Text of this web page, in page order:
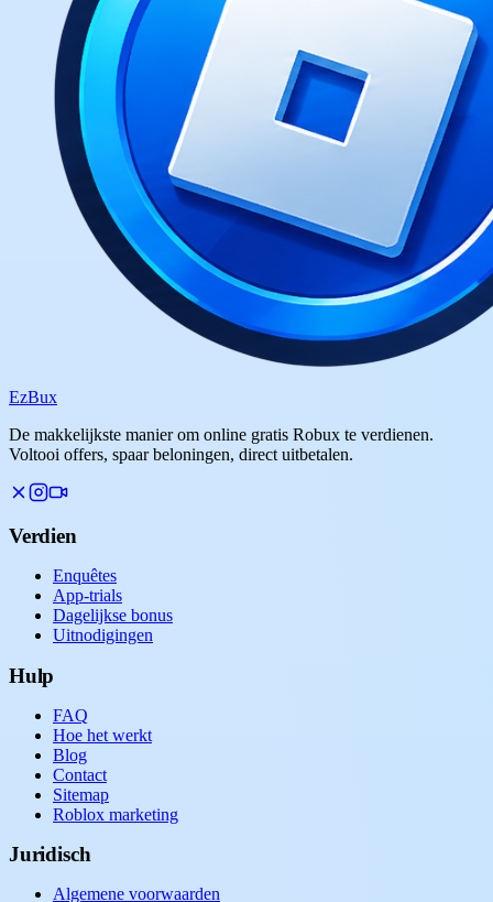
EzBux
De makkelijkste manier om online gratis Robux te verdienen.
Voltooi offers, spaar beloningen, direct uitbetalen.
Verdien
Enquêtes
App-trials
Dagelijkse bonus
Uitnodigingen
Hulp
FAQ
Hoe het werkt
Blog
Contact
Sitemap
Roblox marketing
Juridisch
Algemene voorwaarden